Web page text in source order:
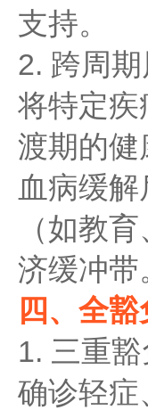
支持。
2. 跨周
将特定疾
渡期的
血病缓
（如教
济缓冲带
四、全
1. 三重
确诊轻症